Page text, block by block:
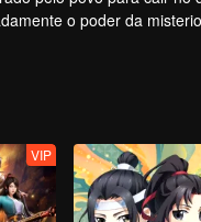
o poder da
VIP